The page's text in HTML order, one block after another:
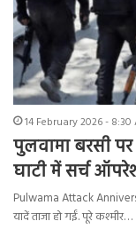
14 February 2026 - 8:30
पुलवामा बरसी
घाटी में सर्च
Pulwama Attack
यादें ताजा हो गईं. पूरे कश्मीर…